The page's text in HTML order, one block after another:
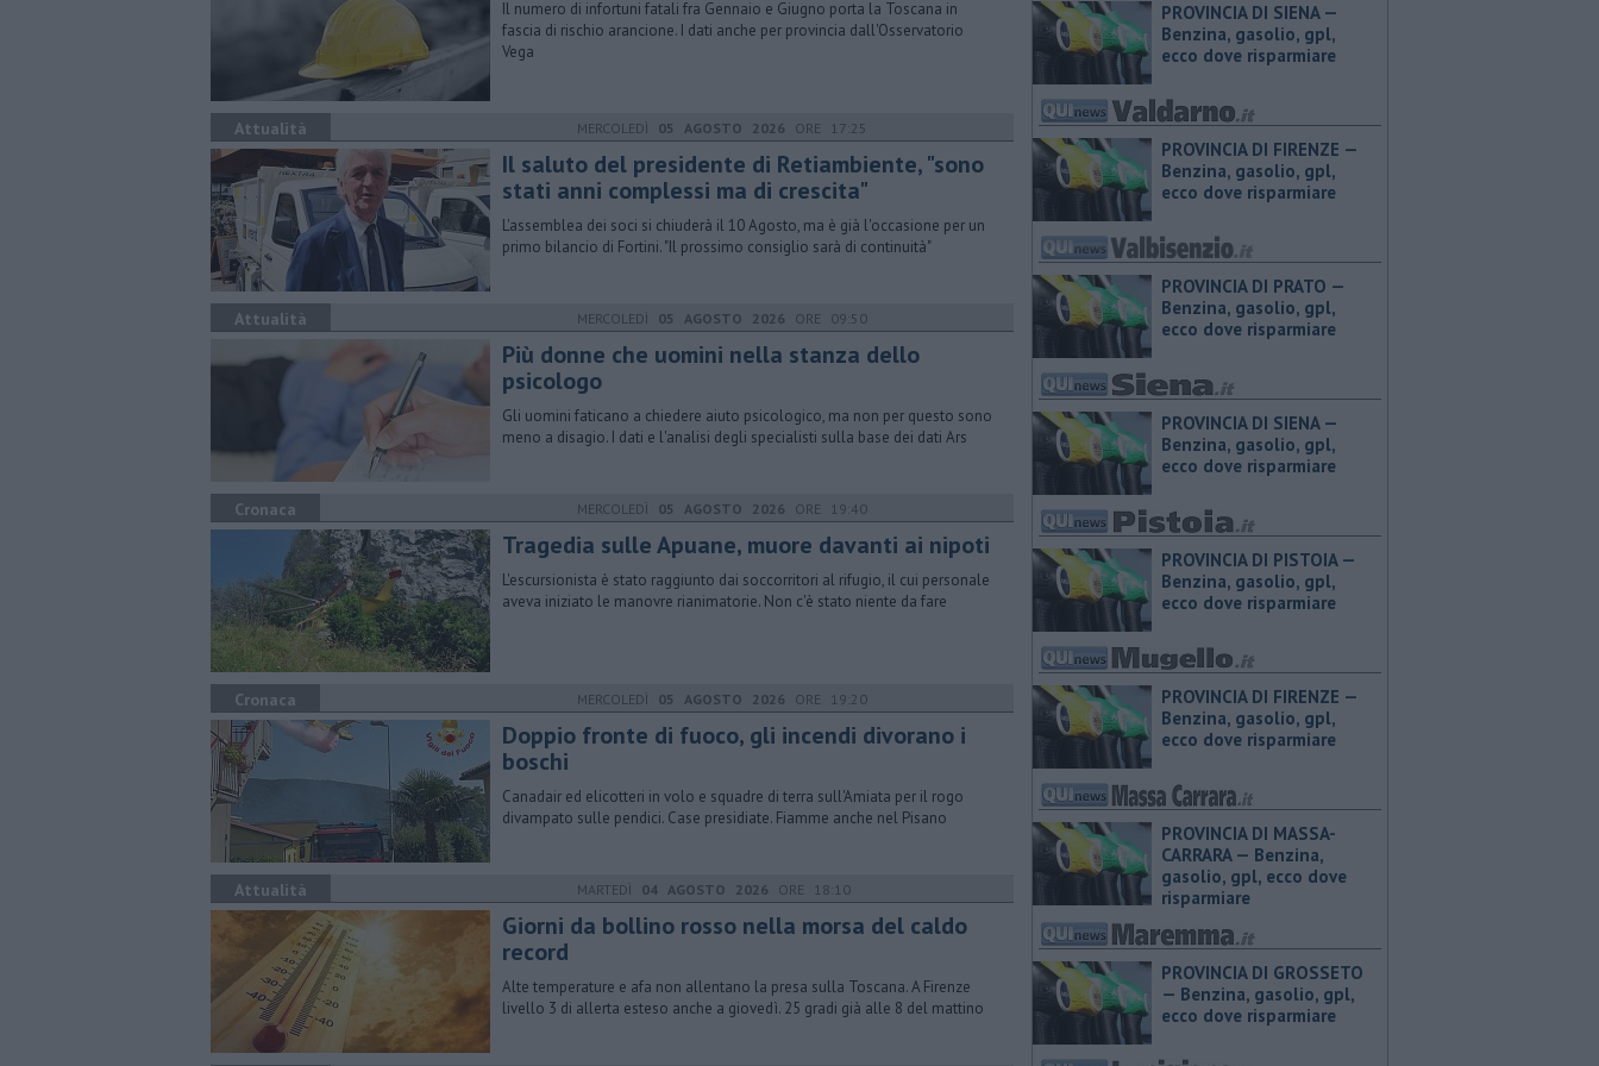
Il numero di infortuni fatali fra Gennaio e Giugno porta la Toscana in
fascia di rischio arancione. I dati anche per provincia dall'Osservatorio
Vega
Attualità MERCOLEDÌ 05 AGOSTO 2026 ORE 17:25
Il saluto del presidente di Retiambiente, "sono
stati anni complessi ma di crescita"
​L'assemblea dei soci si chiuderà il 10 Agosto, ma è già l'occasione per un
primo bilancio di Fortini. "Il prossimo consiglio sarà di continuità"
Attualità MERCOLEDÌ 05 AGOSTO 2026 ORE 09:50
Più donne che uomini nella stanza dello
psicologo
Gli uomini faticano a chiedere aiuto psicologico, ma non per questo sono
meno a disagio. I dati e l'analisi degli specialisti sulla base dei dati Ars
Cronaca MERCOLEDÌ 05 AGOSTO 2026 ORE 19:40
Tragedia sulle Apuane, muore davanti ai nipoti
L'escursionista è stato raggiunto dai soccorritori al rifugio, il cui personale
aveva iniziato le manovre rianimatorie. Non c'è stato niente da fare
Cronaca MERCOLEDÌ 05 AGOSTO 2026 ORE 19:20
Doppio fronte di fuoco, gli incendi divorano i
boschi
Canadair ed elicotteri in volo e squadre di terra sull'Amiata per il rogo
divampato sulle pendici. Case presidiate. Fiamme anche nel Pisano
Attualità MARTEDÌ 04 AGOSTO 2026 ORE 18:10
Giorni da bollino rosso nella morsa del caldo
record
Alte temperature e afa non allentano la presa sulla Toscana. A Firenze
livello 3 di allerta esteso anche a giovedì. 25 gradi già alle 8 del mattino
PROVINCIA DI SIENA — ​
Benzina, gasolio, gpl,
ecco dove risparmiare
PROVINCIA DI FIRENZE — ​
Benzina, gasolio, gpl,
ecco dove risparmiare
PROVINCIA DI PRATO — ​
Benzina, gasolio, gpl,
ecco dove risparmiare
PROVINCIA DI SIENA — ​
Benzina, gasolio, gpl,
ecco dove risparmiare
PROVINCIA DI PISTOIA — ​
Benzina, gasolio, gpl,
ecco dove risparmiare
PROVINCIA DI FIRENZE — ​
Benzina, gasolio, gpl,
ecco dove risparmiare
PROVINCIA DI MASSA-
CARRARA — ​Benzina,
gasolio, gpl, ecco dove
risparmiare
PROVINCIA DI GROSSETO
— ​Benzina, gasolio, gpl,
ecco dove risparmiare